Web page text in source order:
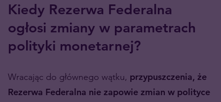
Kiedy Rezerwa Federalna
ogłosi zmiany w parametrach
polityki monetarnej?
Wracając do głównego wątku, przypuszczenia, że
Rezerwa Federalna nie zapowie zmian w polityce